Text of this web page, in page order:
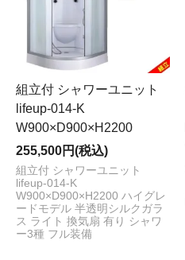
組立付 シャワーユニット
lifeup-014-K
W900×D900×H2200
255,500円(税込)
組立付 シャワーユニット
lifeup-014-K
W900×D900×H2200 ハイグレ
ードモデル 半透明シルクガラ
ス ライト 換気扇 有り シャワ
ー3種 フル装備